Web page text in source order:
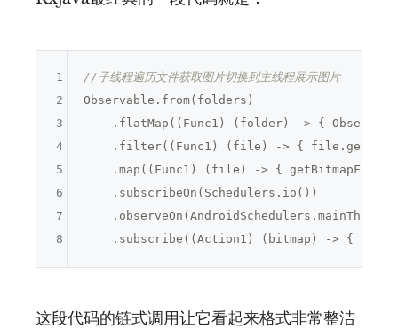
//子线程遍历文件获取图片切换到主线程展示图片
Observable.from(folders)
.flatMap((Func1) (folder) -> {
.filter((Func1) (file) -> {
.map((Func1) (file) -> {
    .subscribeOn(Schedulers.io())
1
2
3
4
5
6
7
8
这段代码的链式调用让它看起来格式非常整洁